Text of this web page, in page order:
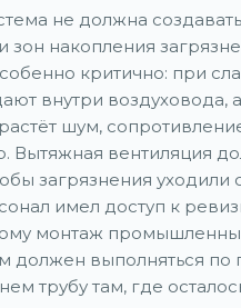
не должна
зон накопления
критично: при
внутри воздуховода,
шум,
Вытяжная вентиляция
загрязнения уходили
имел доступ к
монтаж
должен выполняться по
трубу там, где